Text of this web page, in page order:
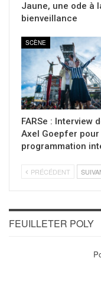
Jaune, une ode à
bienveillance
SCÈNE
FARSe : Interview
Axel Goepfer pour
programmation
PRÉCÉDENT
FEUILLETER POLY